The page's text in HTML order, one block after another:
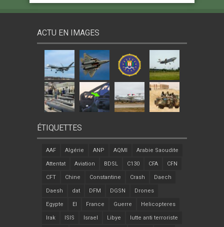
ACTU EN IMAGES
ÉTIQUETTES
AAF Algérie ANP AQMI Arabie Saoudite
Attentat Aviation BDSL C130 CFA CFN
CFT Chine Constantine Crash Daech
Daesh dat DFM DGSN Drones
Egypte EI France Guerre Helicopteres
Irak ISIS Israel Libye lutte anti terroriste